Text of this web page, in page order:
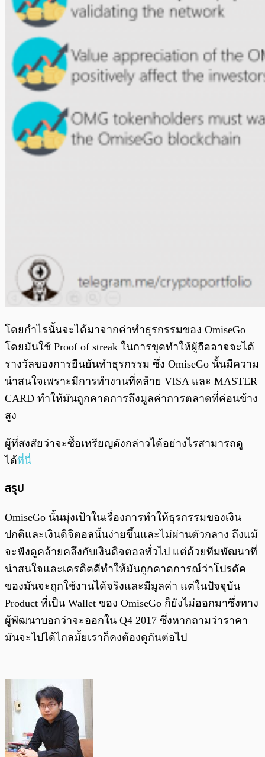
โดยกำไรนั้นจะได้มาจากค่าทำธุรกรรมของ OmiseGo
โดยมันใช้ Proof of streak ในการขุดทำให้ผู้ถืออาจจะได้
รางวัลของการยืนยันทำธุรกรรม ซึ่ง OmiseGo นั้นมีความ
น่าสนใจเพราะมีการทำงานที่คล้าย VISA และ MASTER
CARD ทำให้มันถูกคาดการถึงมูลค่าการตลาดที่ค่อนข้าง
สูง
ผู้ที่สงสัยว่าจะซื้อเหรียญดังกล่าวได้อย่างไรสามารถดู
ได้ที่นี่
สรุป
OmiseGo นั้นมุ่งเป้าในเรื่องการทำให้ธุรกรรมของเงิน
ปกติและเงินดิจิตอลนั้นง่ายขึ้นและไม่ผ่านตัวกลาง ถึงแม้
จะฟังดูคล้ายคลึงกับเงินดิจตอลทั่วไป แต่ด้วยทีมพัฒนาที่
น่าสนใจและเครดิตดีทำให้มันถูกคาดการณ์ว่าโปรดัค
ของมันจะถูกใช้งานได้จริงและมีมูลค่า แต่ในปัจจุบัน
Product ที่เป็น Wallet ของ OmiseGo ก็ยังไม่ออกมาซึ่งทาง
ผู้พัฒนาบอกว่าจะออกใน Q4 2017 ซึ่งหากถามว่าราคา
มันจะไปได้ไกลมั้ยเราก็คงต้องดูกันต่อไป